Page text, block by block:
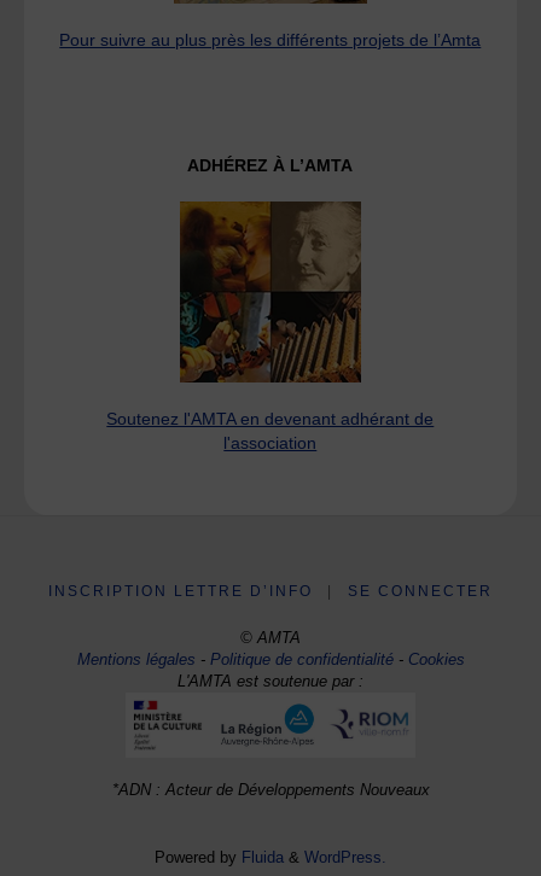
Pour suivre au plus près les différents projets de l’Amta
ADHÉREZ À L’AMTA
Soutenez l'AMTA en devenant adhérant de
l'association
INSCRIPTION LETTRE D’INFO SE CONNECTER
© AMTA
Mentions légales -Politique de confidentialité- Cookies
L'AMTA est soutenue par :
*ADN : Acteur de Développements Nouveaux
Powered by Fluida & WordPress.